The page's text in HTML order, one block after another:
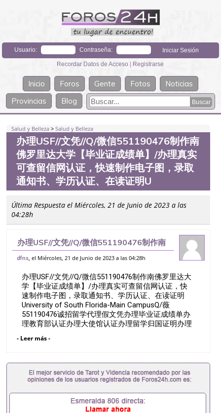
Usuario: Contraseña:
Recordar Datos de Acceso | Registrarse
Inicio Foros Gente Fotos
Noticias
Provincias
Blog
Salud y Belleza >Salud y Belleza
办理USF//文凭//Q/微信551190476制作南
佛罗里达大学【毕业证成绩单】/办理真实
可查留信网认证，快速制作电子图，录取
通知书、学历认证、在读证明U
Última Respuesta el Miércoles, 21 de Junio de 2023 a las
04:28h
办理USF//文凭//Q/微信551190476制作南
佛罗里达大学【毕业证成绩单】/办理真实
知书、学历认证、在读证明U
dfns , el Miércoles, 21 de Junio de 2023 a las 04:28h
办理USF//文凭//Q/微信551190476制作南佛罗里达大
学【毕业证成绩单】/办理真实可查留信网认证，快
速制作电子图，录取通知书、学历认证、在读证明
University of South Florida-Main CampusQ/薇
551190476诚招留学代理假文凭办理毕业证成绩单办
理教育部认证办理大使馆认证办理留学归国证明办理
理录取通知书办理学位证书办理美国文凭办理澳洲文
速办理材料： 1、毕业证+成绩单+留学回国人员证明
+教育部认证,录取通知书，雅思。（全套留学回国必
备证明材料，给父母及亲朋好友一份完美交代）；
相关材料（申请学校、转学，甚至是申请工签都可以
用到）。 注：上述材料，随时都可以安排办理，毕业
- Leer más -